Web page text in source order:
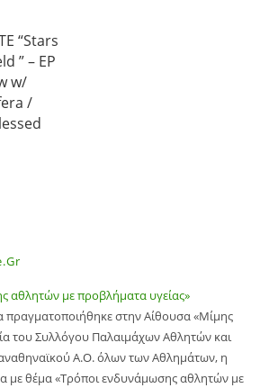
“Stars
” – EP
w/
/
αθλητών με προβλήματα υγείας»
πραγματοποιήθηκε στην Αίθουσα «Μίμης
του Συλλόγου Παλαιμάχων Αθλητών και
Α.Ο. όλων των Αθλημάτων, η
με θέμα «Τρόποι ενδυνάμωσης αθλητών με